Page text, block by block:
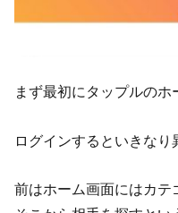
まず最初にタップルのホ
ログインするといきなり
前はホーム画面にはカテ